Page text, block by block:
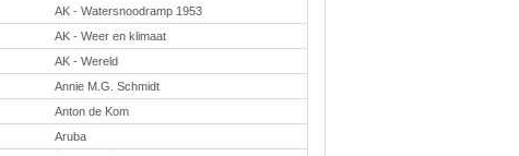
AK - Watersnoodramp 1953
AK - Weer en klimaat
AK - Wereld
Annie M.G. Schmidt
Anton de Kom
Aruba